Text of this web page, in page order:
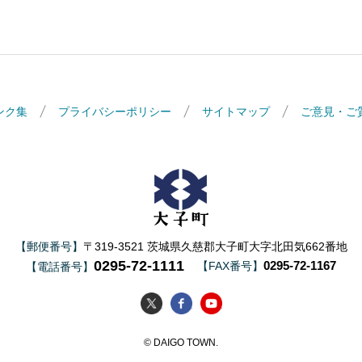
ク集 プライバシーポリシー サイトマップ ご意見・ご
【郵便番号】 〒319-3521 茨城県久慈郡大子町大字北田気662番地
【電話番号】 0295-72-1111 【FAX番号】 0295-72-1167
大子町Twitter
大子町Facebook
大子町YouTube
© DAIGO TOWN.